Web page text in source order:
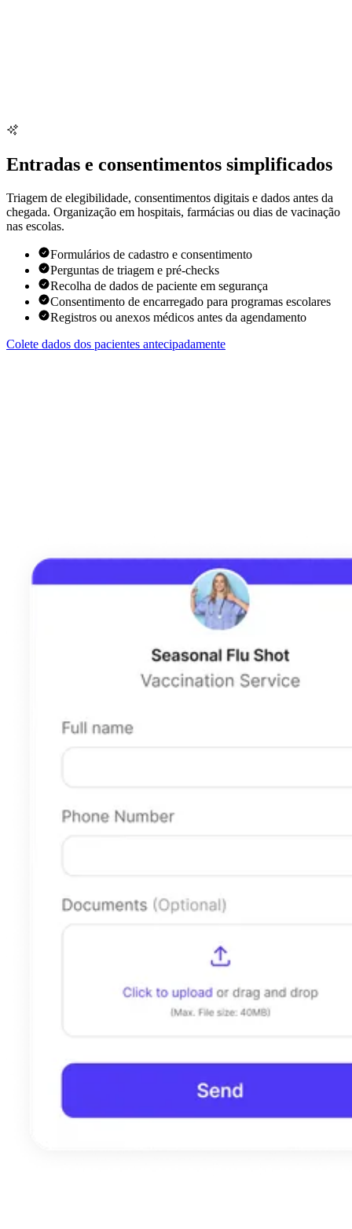
Entradas e consentimentos simplificados
Triagem de elegibilidade, consentimentos digitais e dados antes da
chegada. Organização em hospitais, farmácias ou dias de vacinação
nas escolas.
Formulários de cadastro e consentimento
Perguntas de triagem e pré-checks
Recolha de dados de paciente em segurança
Consentimento de encarregado para programas escolares
Registros ou anexos médicos antes da agendamento
Colete dados dos pacientes antecipadamente